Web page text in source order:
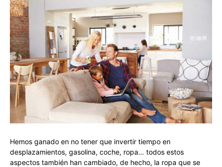
Hemos ganado en no tener que invertir tiempo en
desplazamientos, gasolina, coche, ropa… todos estos
aspectos también han cambiado, de hecho, la ropa que se